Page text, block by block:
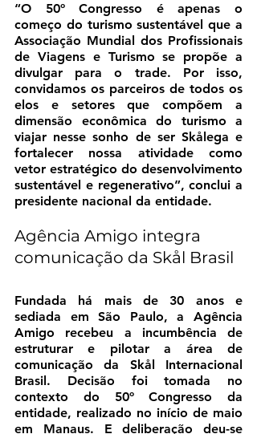
“O 50º Congresso é apenas o
começo do turismo sustentável que a
Associação Mundial dos Profissionais
de Viagens e Turismo se propõe a
divulgar para o trade. Por isso,
convidamos os parceiros de todos os
elos e setores que compõem a
dimensão econômica do turismo a
viajar nesse sonho de ser Skålega e
fortalecer nossa atividade como
vetor estratégico do desenvolvimento
sustentável e regenerativo”, conclui a
presidente nacional da entidade.
Agência Amigo integra
comunicação da Skål Brasil
Fundada há mais de 30 anos e
sediada em São Paulo, a Agência
Amigo recebeu a incumbência de
estruturar e pilotar a área de
comunicação da Skål Internacional
Brasil. Decisão foi tomada no
contexto do 50º Congresso da
entidade, realizado no início de maio
em Manaus. E deliberação deu-se